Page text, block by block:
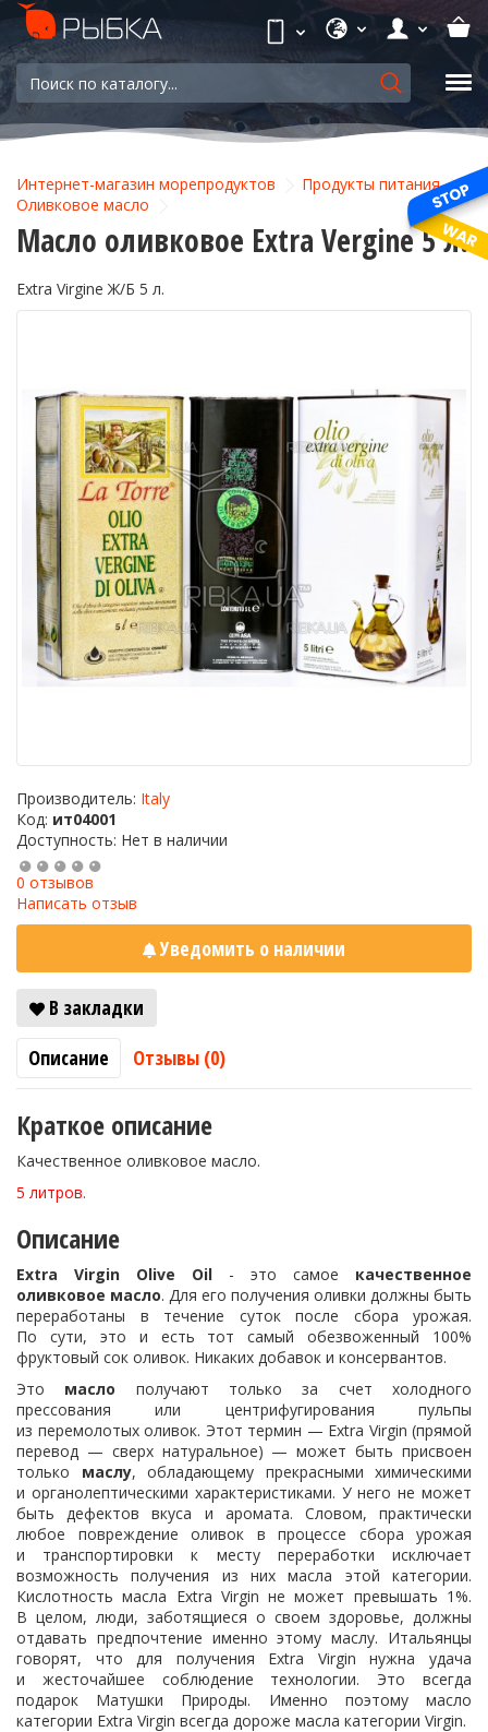
Интернет-магазин морепродуктов
Продукты питания
Оливковое масло
Масло оливковое Extra Vergine 5 л.
Extra Virgine Ж/Б 5 л.
Производитель: Italy
Код: ит04001
Доступность: Нет в наличии
0 отзывов
Написать отзыв
Уведомить о наличии
В закладки
Описание
Отзывы (0)
Краткое описание
Качественное оливковое масло.
5 литров.
Описание
Extra Virgin Olive Oil - это самое качественное
оливковое масло. Для его получения оливки должны быть
переработаны в течение суток после сбора урожая.
По сути, это и есть тот самый обезвоженный 100%
фруктовый сок оливок. Никаких добавок и консервантов.
Это масло получают только за счет холодного
прессования или центрифугирования пульпы
из перемолотых оливок. Этот термин — Extra Virgin (прямой
перевод — сверх натуральное) — может быть присвоен
только маслу, обладающему прекрасными химическими
и органолептическими характеристиками. У него не может
быть дефектов вкуса и аромата. Словом, практически
любое повреждение оливок в процессе сбора урожая
и транспортировки к месту переработки исключает
возможность получения из них масла этой категории.
Кислотность масла Extra Virgin не может превышать 1%.
В целом, люди, заботящиеся о своем здоровье, должны
отдавать предпочтение именно этому маслу. Итальянцы
говорят, что для получения Extra Virgin нужна удача
и жесточайшее соблюдение технологии. Это всегда
подарок Матушки Природы. Именно поэтому масло
категории Extra Virgin всегда дороже масла категории Virgin.